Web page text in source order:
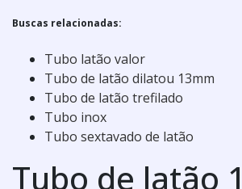
Buscas relacionadas:
Tubo latão valor
Tubo de latão dilatou 13mm
Tubo de latão trefilado
Tubo inox
Tubo sextavado de latão
Tubo de latão